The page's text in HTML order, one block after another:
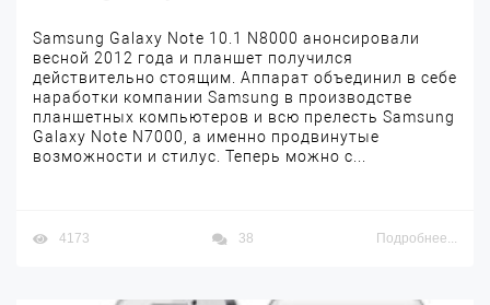
Samsung Galaxy Note 10.1 N8000 анонсировали
весной 2012 года и планшет получился
действительно стоящим. Аппарат объединил в себе
наработки компании Samsung в производстве
планшетных компьютеров и всю прелесть Samsung
Galaxy Note N7000, а именно продвинутые
возможности и стилус. Теперь можно с...
4173 38 Подробнее...